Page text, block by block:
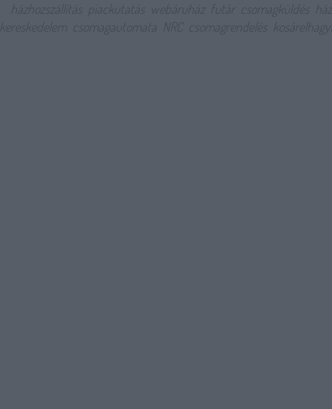
házhozszállítás
piackutatás webáruház csomagküldés
kereskedelem
csomagautomata NRC csomagrendelés kosárelhagyás